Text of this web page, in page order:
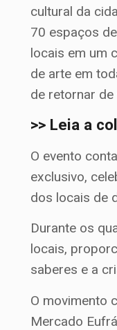
cultural da
70 espaços
locais em um
de arte em
de retornar de
>> Leia a
O evento
exclusivo,
dos locais de
Durante os
locais,
saberes e a
O movimento
Mercado